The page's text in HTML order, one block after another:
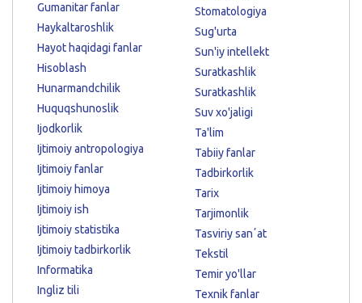
Gumanitar fanlar
Haykaltaroshlik
Hayot haqidagi fanlar
Hisoblash
Hunarmandchilik
Huquqshunoslik
Ijodkorlik
Ijtimoiy antropologiya
Ijtimoiy fanlar
Ijtimoiy himoya
Ijtimoiy ish
Ijtimoiy statistika
Ijtimoiy tadbirkorlik
Informatika
Ingliz tili
Stomatologiya
Sug'urta
Sun'iy intellekt
Suratkashlik
Suratkashlik
Suv xo'jaligi
Ta'lim
Tabiiy fanlar
Tadbirkorlik
Tarix
Tarjimonlik
Tasviriy sanʼat
Tekstil
Temir yo'llar
Texnik fanlar